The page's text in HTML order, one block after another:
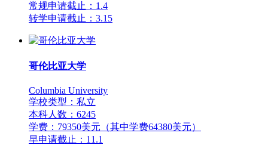
常规申请截止：1.4
转学申请截止：3.15
哥伦比亚大学
Columbia University
学校类型：私立
本科人数：6245
学费：79350美元（其中学费64380美元）
早申请截止：11.1